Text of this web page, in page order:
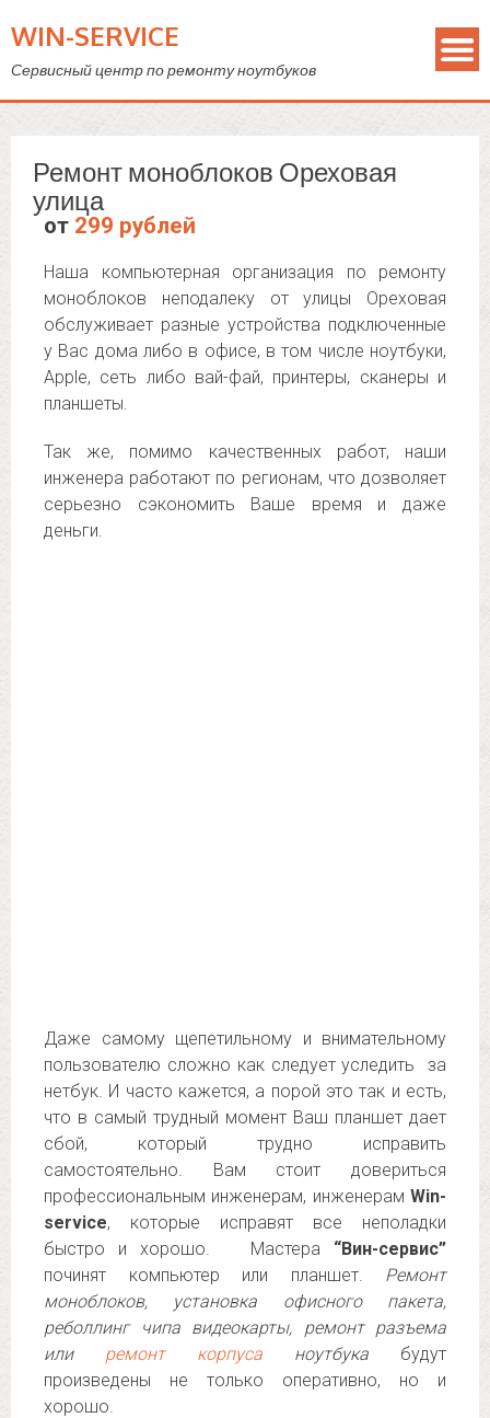
WIN-SERVICE
Сервисный центр по ремонту ноутбуков
Ремонт моноблоков Ореховая
улица
от 299 рублей
Наша компьютерная организация по ремонту
моноблоков неподалеку от улицы Ореховая
обслуживает разные устройства подключенные
у Вас дома либо в офисе, в том числе ноутбуки,
Apple, сеть либо вай-фай, принтеры, сканеры и
планшеты.
Так же, помимо качественных работ, наши
инженера работают по регионам, что дозволяет
серьезно сэкономить Ваше время и даже
деньги.
Даже самому щепетильному и внимательному
пользователю сложно как следует уследить за
нетбук. И часто кажется, а порой это так и есть,
что в самый трудный момент Ваш планшет дает
сбой, который трудно исправить
самостоятельно. Вам стоит довериться
профессиональным инженерам, инженерам Win-
service, которые исправят все неполадки
быстро и хорошо. Мастера “Вин-сервис”
починят компьютер или планшет. Ремонт
моноблоков, установка офисного пакета,
реболлинг чипа видеокарты, ремонт разъема
или ремонт корпуса ноутбука будут
произведены не только оперативно, но и
хорошо.